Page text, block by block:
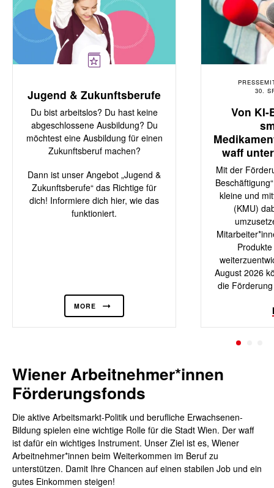
Jugend & Zukunftsberufe
Du bist arbeitslos? Du hast keine
abgeschlossene Ausbildung? Du
möchtest eine Ausbildung für einen
Zukunftsberuf machen?
Dann ist unser Angebot „Jugend &
Zukunftsberufe“ das Richtige für
dich! Informiere dich hier, wie das
funktioniert.
MORE
30.
Von KI-
waff
Mit der
kleine und
(KMU)
August 2026
die
Wiener Arbeitnehmer*innen
Förderungsfonds
Die aktive Arbeitsmarkt-Politik und berufliche Erwachsenen-
Bildung spielen eine wichtige Rolle für die Stadt Wien. Der waff
ist dafür ein wichtiges Instrument. Unser Ziel ist es, Wiener
Arbeitnehmer*innen beim Weiterkommen im Beruf zu
unterstützen. Damit Ihre Chancen auf einen stabilen Job und ein
gutes Einkommen steigen!